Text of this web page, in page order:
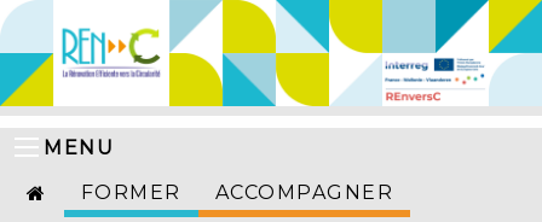
MENU
FORMER
ACCOMPAGNER